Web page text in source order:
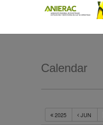
Calendar
2025 JUN